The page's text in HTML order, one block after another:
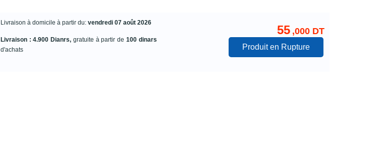
Livraison à domicile à partir du: vendredi 07 août 2026
Livraison : 4.900 Dianrs, gratuite à partir de 100 dinars
d'achats
55 ,000 DT
Produit en Rupture